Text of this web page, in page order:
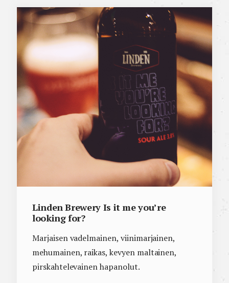
Linden Brewery Is it me you’re
looking for?
Marjaisen vadelmainen, viinimarjainen,
mehumainen, raikas, kevyen maltainen,
pirskahtelevainen hapanolut.